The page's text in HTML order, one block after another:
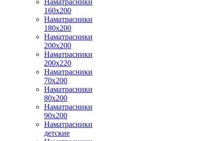
Наматрасники
160х200
Наматрасники
180х200
Наматрасники
200х200
Наматрасники
200х220
Наматрасники
70х200
Наматрасники
80х200
Наматрасники
90х200
Наматрасники
детские